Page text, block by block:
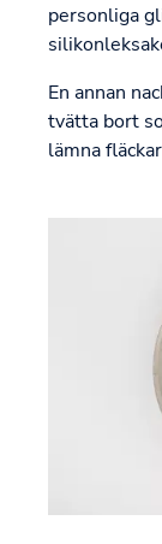
personliga
En annan
tvätta bort
lämna